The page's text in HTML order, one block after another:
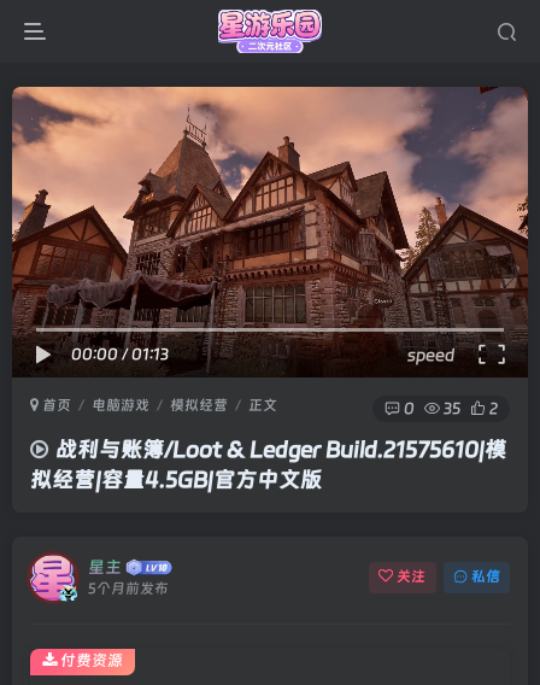
00:00/01:13 speed
首页 电脑游戏 模拟经营 正文 0 35 2
战利与账簿/Loot & Ledger Build.21575610|模
拟经营|容量4.5GB|官方中文版
星主
5个月前发布
关注 私信
付费资源